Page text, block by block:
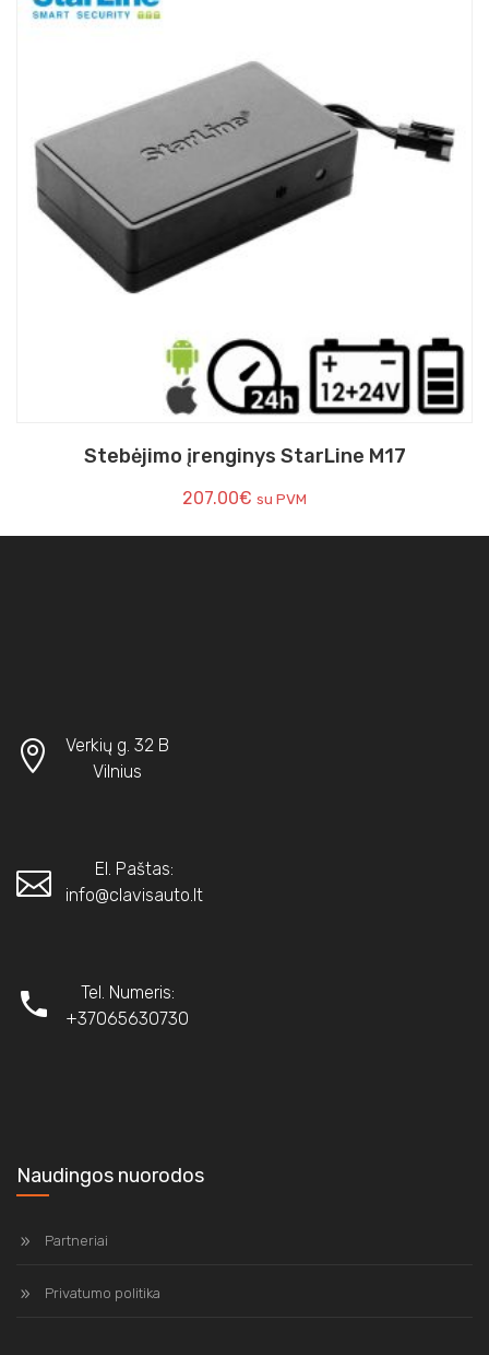
Stebėjimo įrenginys StarLine M17
207.00€ su PVM
Verkių g. 32 B
Vilnius
El. Paštas:
info@clavisauto.lt
Tel. Numeris:
+37065630730
Naudingos nuorodos
Partneriai
Privatumo politika